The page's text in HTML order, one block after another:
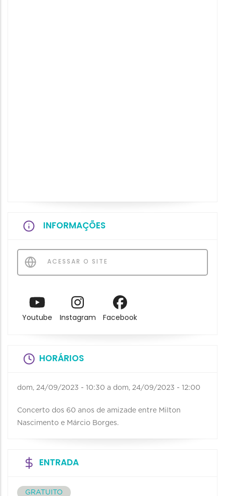
INFORMAÇÕES
ACESSAR O SITE
Youtube Instagram Facebook
HORÁRIOS
dom, 24/09/2023 - 10:30 a dom, 24/09/2023 - 12:00
Concerto dos 60 anos de amizade entre Milton
Nascimento e Márcio Borges.
ENTRADA
GRATUITO